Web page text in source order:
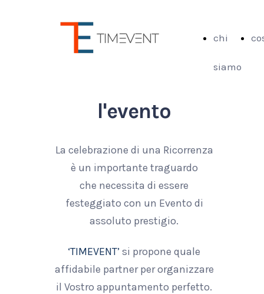
chi
siamo
l'evento
La celebrazione di una Ricorrenza
è un importante traguardo
che necessita di essere
festeggiato con un Evento di
assoluto prestigio.
‘TIMEVENT’si propone quale
affidabile partner per organizzare
il Vostro appuntamento perfetto.